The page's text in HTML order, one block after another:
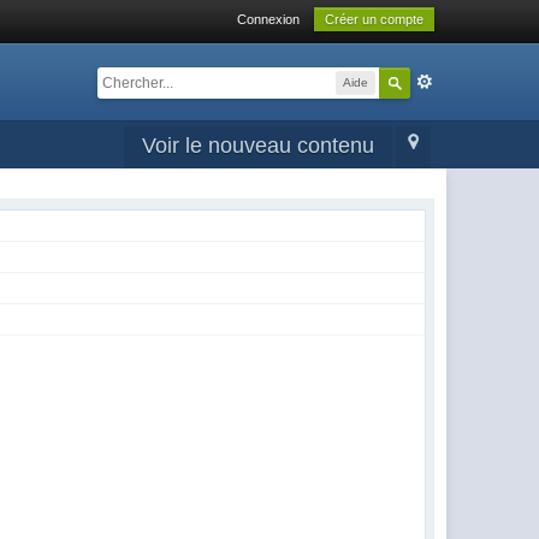
Connexion Créer un compte
Aide
Voir le nouveau contenu